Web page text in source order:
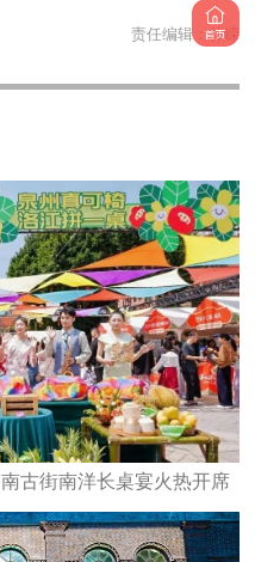
责任编辑：林嵘
南古街南洋长桌宴火热开席